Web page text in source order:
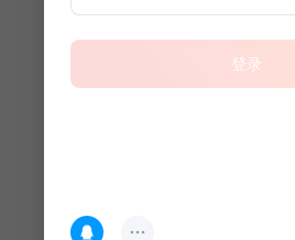
热门专题
登录